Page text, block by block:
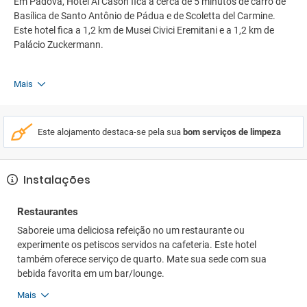
Basílica de Santo Antônio de Pádua e de Scoletta del Carmine.
Este hotel fica a 1,2 km de Musei Civici Eremitani e a 1,2 km de
Palácio Zuckermann.
Mais
Este alojamento destaca-se pela sua bom serviços de limpeza
Instalações
Restaurantes
Saboreie uma deliciosa refeição no um restaurante ou
experimente os petiscos servidos na cafeteria. Este hotel
também oferece serviço de quarto. Mate sua sede com sua
bebida favorita em um bar/lounge.
Mais